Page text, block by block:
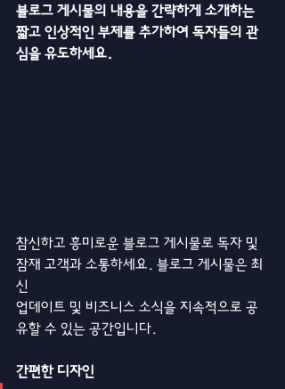
블로그 게시물의 내용을 간략하게 소개하는
짧고 인상적인 부제를 추가하여 독자들의 관
심을 유도하세요.
참신하고 흥미로운 블로그 게시물로 독자 및
잠재 고객과 소통하세요. 블로그 게시물은 최
신
업데이트 및 비즈니스 소식을 지속적으로 공
유할 수 있는 공간입니다.
간편한 디자인